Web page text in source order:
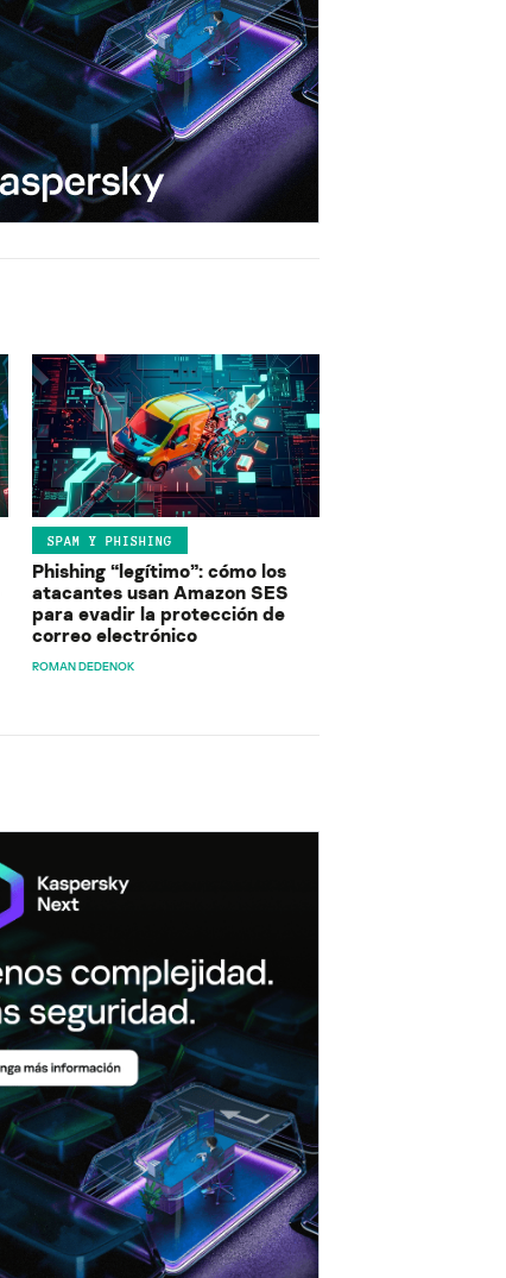
SPAM Y PHISHING
Phishing “legítimo”: cómo los
atacantes usan Amazon SES
para evadir la protección de
correo electrónico
ROMAN DEDENOK